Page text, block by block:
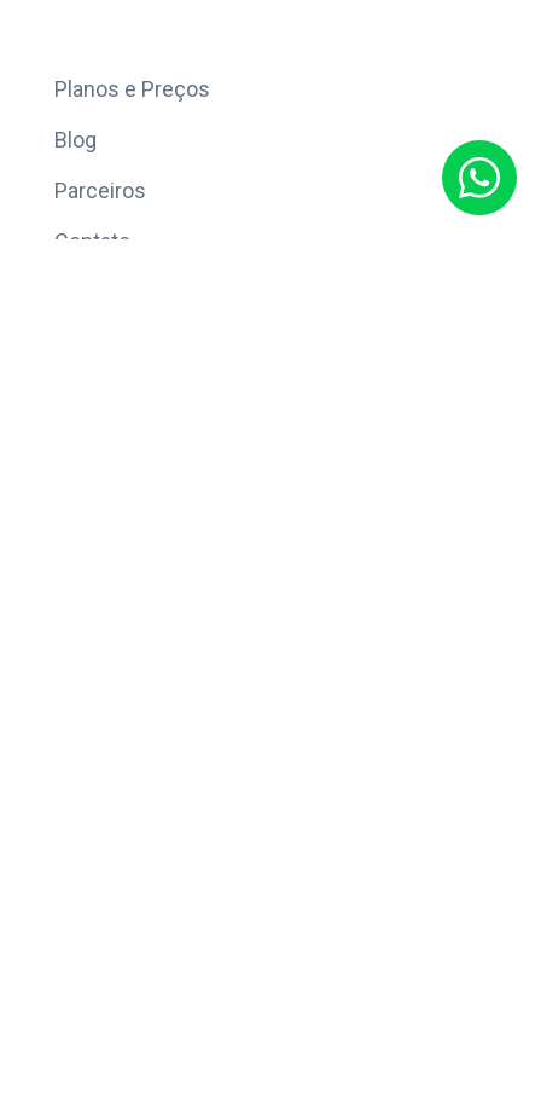
Planos e Preços
Blog
Parceiros
Contato